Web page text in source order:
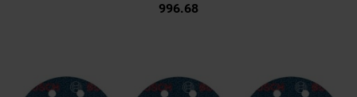
996.68